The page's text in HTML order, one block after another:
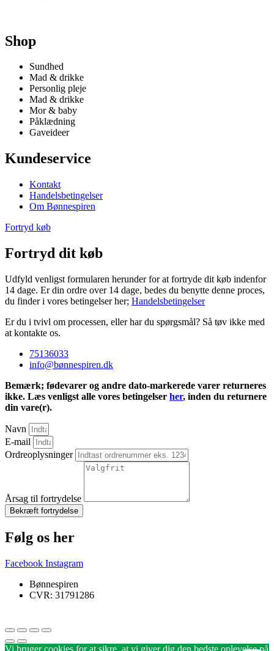
Shop
Sundhed
Mad & drikke
Personlig pleje
Mad & drikke
Mor & baby
Påklædning
Gaveideer
Kundeservice
Kontakt
Handelsbetingelser
Om Bønnespiren
Fortryd køb
Fortryd dit køb
Udfyld venligst formularen herunder for at fortryde dit køb indenfor
14 dage. Er din ordre over 14 dage, bedes du benytte denne proces,
du finder i vores betingelser her; Handelsbetingelser
Er du i tvivl om processen, eller har du spørgsmål? Så tøv ikke med
at kontakte os.
75136033
info@bønnespiren.dk
Bemærk; fødevarer og andre dato-markerede varer returneres
ikke. Læs venligst alle vores betingelser her, inden du returnere
din vare(r).
Navn
E-mail
Ordreoplysninger
Årsag til fortrydelse
Bekræft fortrydelse
Følg os her
Facebook Instagram
Bønnespiren
CVR: 31791286
Vi bruger cookies for at sikre, at vi giver dig den bedste oplevelse på